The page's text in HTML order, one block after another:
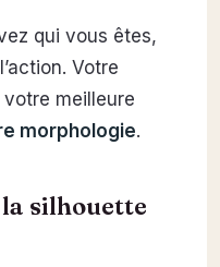
qui vous êtes,
Votre
meilleure
morphologie.
silhouette